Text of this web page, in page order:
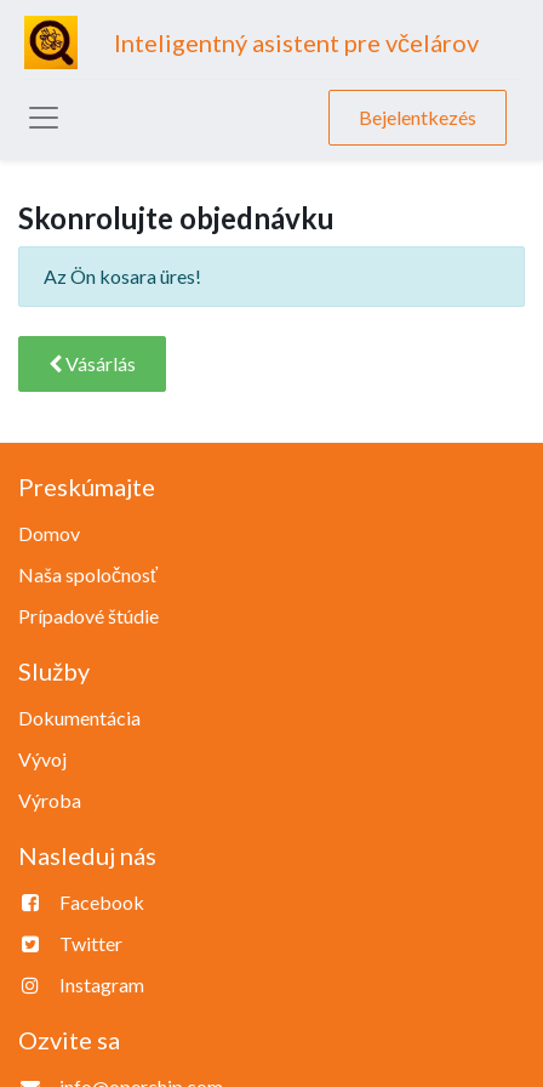
Inteligentný asistent pre včelárov
Bejelentkezés
Skonrolujte objednávku
Az Ön kosara üres!
Vásárlás
Preskúmajte
Domov
Naša spoločnosť
Prípadové štúdie
Služby
Dokumentácia
Vývoj
Výroba
Nasleduj nás
Facebook
Twitter
Instagram
Ozvite sa